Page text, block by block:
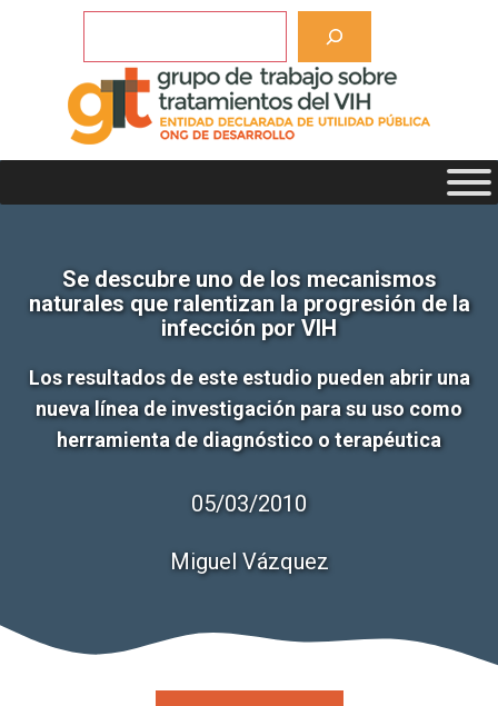
Se descubre uno de los mecanismos
naturales que ralentizan la progresión de la
infección por VIH
Los resultados de este estudio pueden abrir una
nueva línea de investigación para su uso como
herramienta de diagnóstico o terapéutica
05/03/2010
Miguel Vázquez